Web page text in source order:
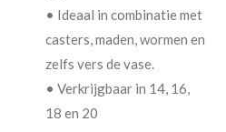
• Ideaal in combinatie met
casters, maden, wormen en
zelfs vers de vase.
• Verkrijgbaar in 14, 16,
18 en 20